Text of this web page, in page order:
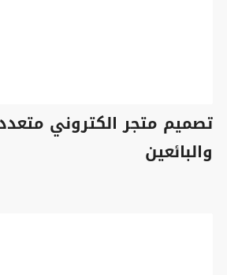
تصميم متجر الكتروني متعدد
والبائعين